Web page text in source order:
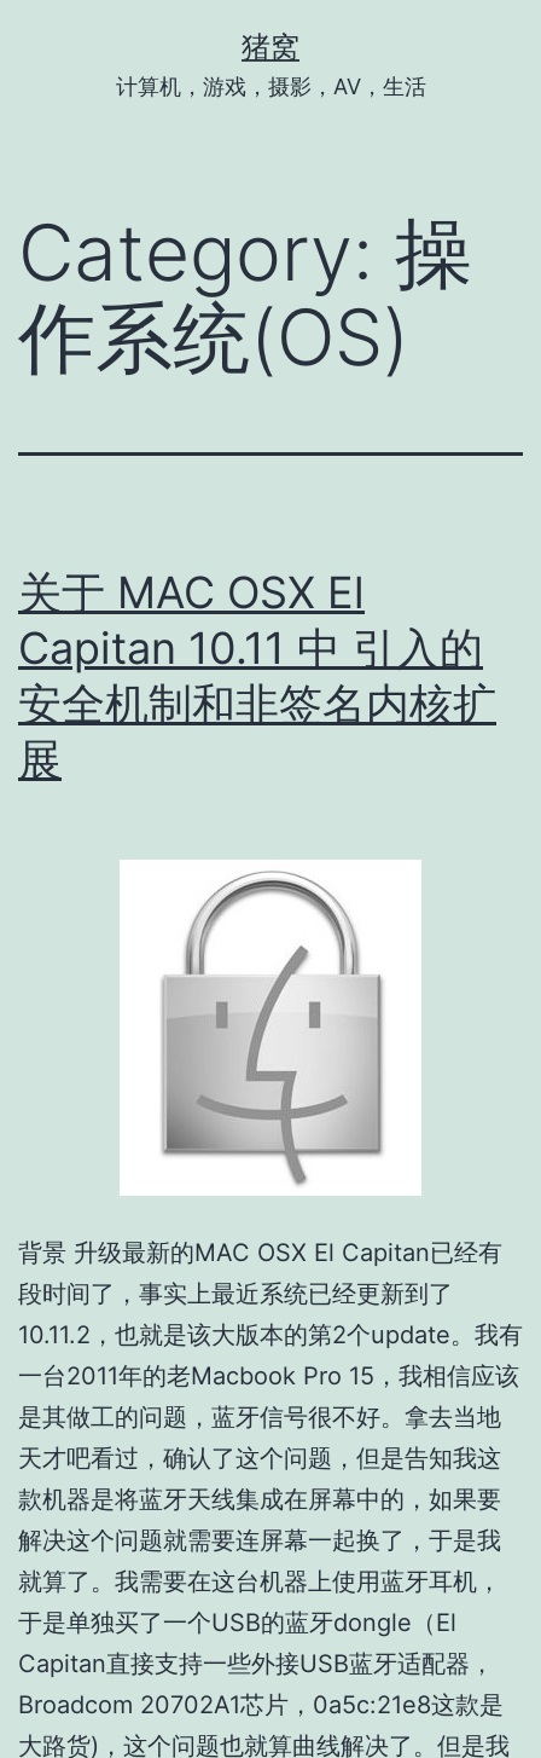
猪窝
计算机，游戏，摄影，AV，生活
Category: 操
作系统(OS)
关于 MAC OSX El
Capitan 10.11 中 引入的
安全机制和非签名内核扩
展
背景 升级最新的MAC OSX El Capitan已经有
段时间了，事实上最近系统已经更新到了
10.11.2，也就是该大版本的第2个update。我有
一台2011年的老Macbook Pro 15，我相信应该
是其做工的问题，蓝牙信号很不好。拿去当地
天才吧看过，确认了这个问题，但是告知我这
款机器是将蓝牙天线集成在屏幕中的，如果要
解决这个问题就需要连屏幕一起换了，于是我
就算了。我需要在这台机器上使用蓝牙耳机，
于是单独买了一个USB的蓝牙dongle（El
Capitan直接支持一些外接USB蓝牙适配器，
Broadcom 20702A1芯片，0a5c:21e8这款是
大路货)，这个问题也就算曲线解决了。但是我